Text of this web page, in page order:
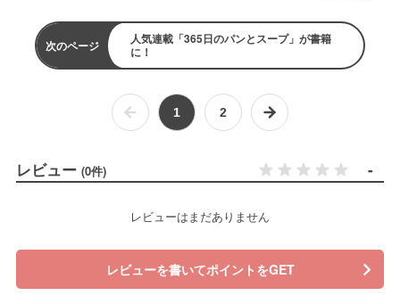
次のページ
人気連載「365日のパンとスープ」が書籍
に！
1 2
レビュー (0件) -
レビューはまだありません
レビューを書いてポイントをGET